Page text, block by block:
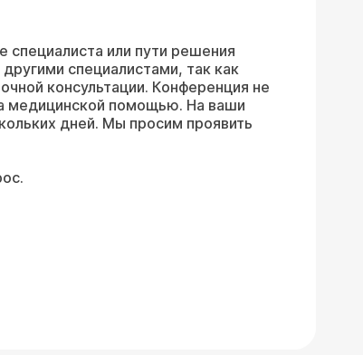
или пути решения
специалистами, так как
консультации. Конференция не
медицинской помощью. На ваши
дней. Мы просим проявить